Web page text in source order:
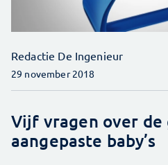
Redactie De Ingenieur
29 november 2018
Vijf vragen over de
aangepaste baby’s